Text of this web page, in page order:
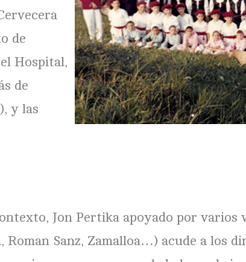
de
Hospital,
de
y las
Jon Pertika apoyado por varios
Roman Sanz, Zamalloa…) acude a los